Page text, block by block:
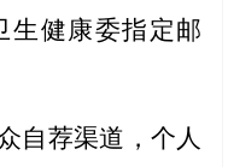
生健康委指定邮
自荐渠道，个人